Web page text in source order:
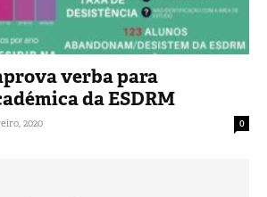
verba para
da ESDRM
2020 0